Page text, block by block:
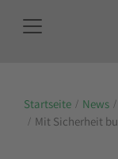
Startseite News
Mit Sicherheit